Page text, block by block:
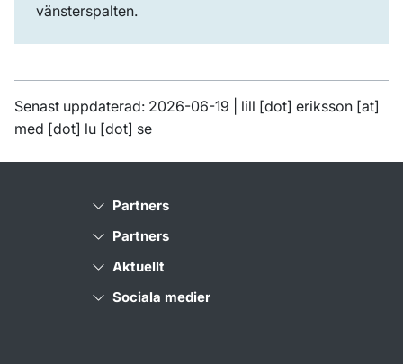
vänsterspalten.
Senast uppdaterad: 2026-06-19 | lill [dot] eriksson [at]
med [dot] lu [dot] se
Partners
Partners
Aktuellt
Sociala medier